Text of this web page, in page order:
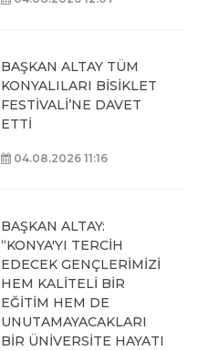
BAŞKAN ALTAY TÜM
KONYALILARI BİSİKLET
FESTİVALİ’NE DAVET
ETTİ
04.08.2026 11:16
BAŞKAN ALTAY:
“KONYA'YI TERCİH
EDECEK GENÇLERİMİZİ
HEM KALİTELİ BİR
EĞİTİM HEM DE
UNUTAMAYACAKLARI
BİR ÜNİVERSİTE HAYATI